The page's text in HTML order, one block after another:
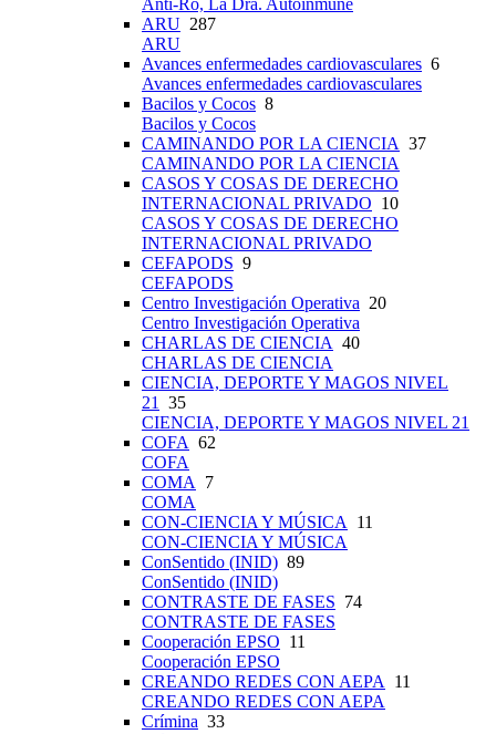
Anti-Ro, La Dra. Autoinmune
ARU 287
ARU
Avances enfermedades cardiovasculares 6
Avances enfermedades cardiovasculares
Bacilos y Cocos 8
Bacilos y Cocos
CAMINANDO POR LA CIENCIA 37
CAMINANDO POR LA CIENCIA
CASOS Y COSAS DE DERECHO
INTERNACIONAL PRIVADO 10
CASOS Y COSAS DE DERECHO
INTERNACIONAL PRIVADO
CEFAPODS 9
CEFAPODS
Centro Investigación Operativa 20
Centro Investigación Operativa
CHARLAS DE CIENCIA 40
CHARLAS DE CIENCIA
CIENCIA, DEPORTE Y MAGOS NIVEL
21 35
CIENCIA, DEPORTE Y MAGOS NIVEL 21
COFA 62
COFA
COMA 7
COMA
CON-CIENCIA Y MÚSICA 11
CON-CIENCIA Y MÚSICA
ConSentido (INID) 89
ConSentido (INID)
CONTRASTE DE FASES 74
CONTRASTE DE FASES
Cooperación EPSO 11
Cooperación EPSO
CREANDO REDES CON AEPA 11
CREANDO REDES CON AEPA
Crímina 33